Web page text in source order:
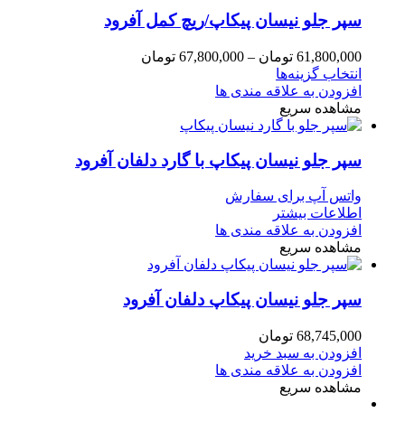
سپر جلو نیسان پیکاپ/ریچ کمل آفرود
61,800,000 تومان –
67,800,000 تومان
انتخاب گزینه‌ها
افزودن به علاقه مندی ها
مشاهده سریع
سپر جلو نیسان پیکاپ با گارد دلفان آفرود
واتس آپ برای سفارش
اطلاعات بیشتر
افزودن به علاقه مندی ها
مشاهده سریع
سپر جلو نیسان پیکاپ دلفان آفرود
68,745,000 تومان
افزودن به سبد خرید
افزودن به علاقه مندی ها
مشاهده سریع